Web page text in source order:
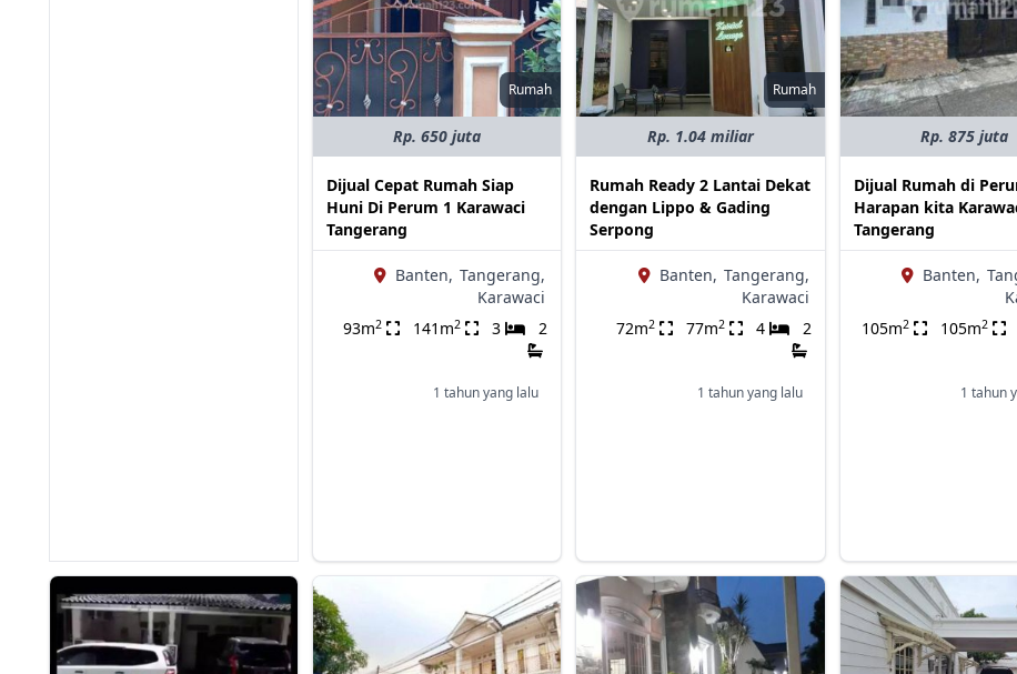
Rumah
Rp. 650 juta
Dijual Cepat Rumah Siap
Huni Di Perum 1 Karawaci
Tangerang
Banten, Tangerang,
Karawaci
93m2 141m2 3 2
1 tahun yang lalu
Rumah
Rp. 1.04 miliar
Rumah Ready 2 Lantai Dekat
dengan Lippo & Gading
Serpong
Banten, Tangerang,
Karawaci
72m2 77m2 4 2
1 tahun yang lalu
Rp. 875 juta
Dijual Rumah di
Harapan kita
Tangerang
Banten,
105m2 105m2
1 tahun